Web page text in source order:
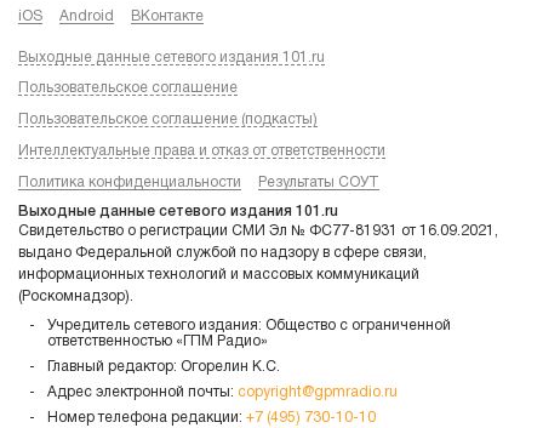
iOS Android ВКонтакте
Выходные данные сетевого издания 101.ru
Пользовательское соглашение
Пользовательское соглашение (подкасты)
Интеллектуальные права и отказ от ответственности
Политика конфиденциальности Результаты СОУТ
Выходные данные сетевого издания 101.ru
Свидетельство о регистрации СМИ Эл № ФС77-81931 от 16.09.2021,
выдано Федеральной службой по надзору в сфере связи,
информационных технологий и массовых коммуникаций
(Роскомнадзор).
Учредитель сетевого издания: Общество с ограниченной
ответственностью «ГПМ Радио»
Главный редактор: Огорелин К.С.
Адрес электронной почты: copyright@gpmradio.ru
Номер телефона редакции: +7 (495) 730-10-10